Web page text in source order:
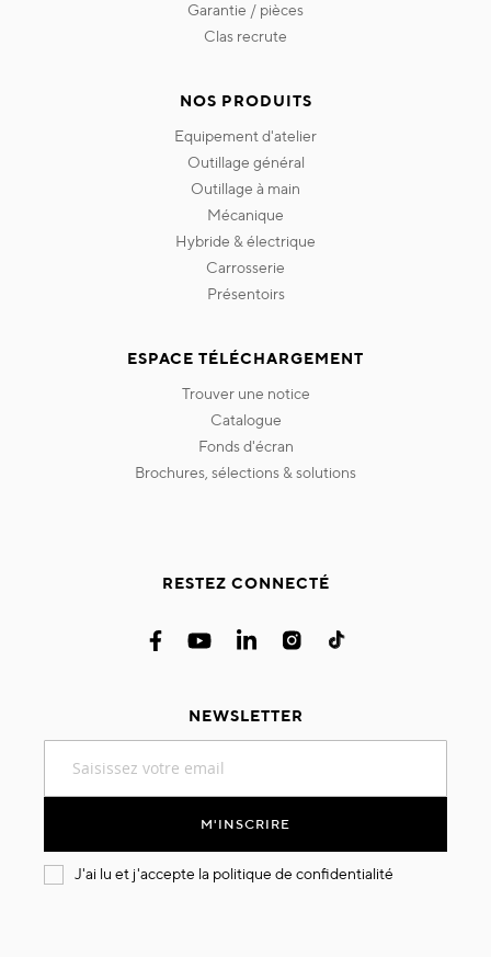
garantie / pièces
clas recrute
NOS PRODUITS
equipement d'atelier
outillage général
outillage à main
mécanique
hybride & électrique
carrosserie
présentoirs
ESPACE TÉLÉCHARGEMENT
trouver une notice
catalogue
fonds d'écran
brochures, sélections & solutions
RESTEZ CONNECTÉ
NEWSLETTER
notre
M'INSCRIRE
J'ai lu et j'accepte la politique de confidentialité